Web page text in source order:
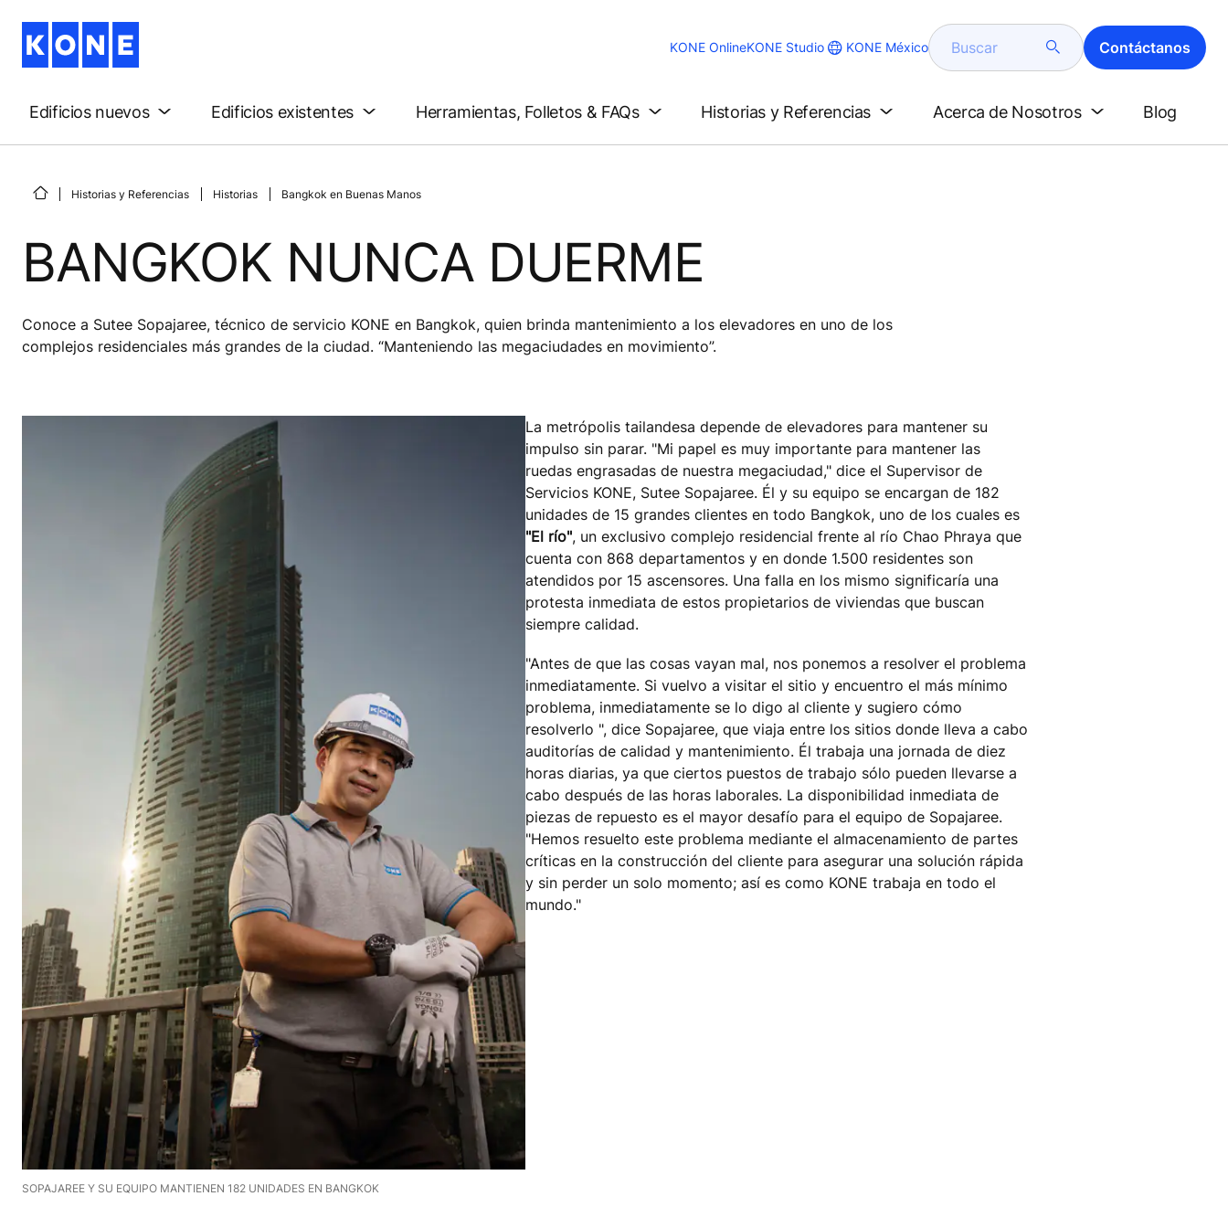
KONE OnlineKONE Studio KONE México Buscar Contáctanos
Edificios nuevos Edificios existentes Herramientas, Folletos & FAQs Historias y Referencias Acerca de Nosotros Blog
Historias y Referencias Historias Bangkok en Buenas Manos
BANGKOK NUNCA DUERME
Conoce a Sutee Sopajaree, técnico de servicio KONE en Bangkok, quien brinda mantenimiento a los elevadores en uno de los
complejos residenciales más grandes de la ciudad. “Manteniendo las megaciudades en movimiento”.
SOPAJAREE Y SU EQUIPO MANTIENEN 182 UNIDADES EN BANGKOK
La metrópolis tailandesa depende de elevadores para mantener su
impulso sin parar. "Mi papel es muy importante para mantener las
ruedas engrasadas de nuestra megaciudad," dice el Supervisor de
Servicios KONE, Sutee Sopajaree. Él y su equipo se encargan de 182
unidades de 15 grandes clientes en todo Bangkok, uno de los cuales es
"El río", un exclusivo complejo residencial frente al río Chao Phraya que
cuenta con 868 departamentos y en donde 1.500 residentes son
atendidos por 15 ascensores. Una falla en los mismo significaría una
protesta inmediata de estos propietarios de viviendas que buscan
siempre calidad.
"Antes de que las cosas vayan mal, nos ponemos a resolver el problema
inmediatamente. Si vuelvo a visitar el sitio y encuentro el más mínimo
problema, inmediatamente se lo digo al cliente y sugiero cómo
resolverlo ", dice Sopajaree, que viaja entre los sitios donde lleva a cabo
auditorías de calidad y mantenimiento. Él trabaja una jornada de diez
horas diarias, ya que ciertos puestos de trabajo sólo pueden llevarse a
cabo después de las horas laborales. La disponibilidad inmediata de
piezas de repuesto es el mayor desafío para el equipo de Sopajaree.
"Hemos resuelto este problema mediante el almacenamiento de partes
críticas en la construcción del cliente para asegurar una solución rápida
y sin perder un solo momento; así es como KONE trabaja en todo el
mundo."